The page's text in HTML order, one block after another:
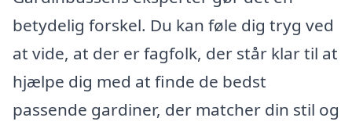
betydelig forskel. Du kan føle dig tryg ved
at vide, at der er fagfolk, der står klar til at
hjælpe dig med at finde de bedst
passende gardiner, der matcher din stil og